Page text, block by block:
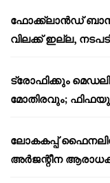
ഫോക്ക്‌ലാൻഡ്
വിലക്ക് ഇല്ല,
ട്രോഫിക്കും
മോതിരവും;
ലോകകപ്പ്
അർജന്റീന